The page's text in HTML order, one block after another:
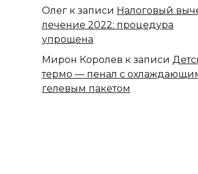
Олег к записи Налоговый
лечение 2022: процедура
упрощена
Мирон Королев к записи
термо — пенал с
гелевым пакетом